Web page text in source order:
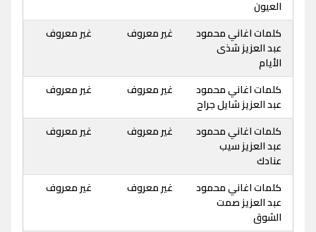
العيون
كلمات اغاني محمود
عبد العزيز شذى
الأيام
غير معروف غير معروف
كلمات اغاني محمود
عبد العزيز شايل جراح
غير معروف غير معروف
كلمات اغاني محمود
عبد العزيز سيب
عنادك
غير معروف غير معروف
كلمات اغاني محمود
عبد العزيز صمت
الشوق
غير معروف غير معروف